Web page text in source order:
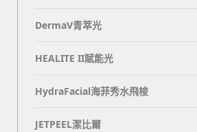
DermaV青萃光
HEALITE II賦能光
HydraFacial海菲秀水飛梭
JETPEEL潔比爾